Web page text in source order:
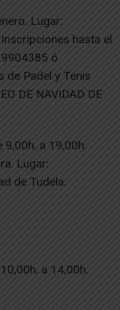
Lugar:
hasta el
ó
de Padel y Tenis
DE NAVIDAD DE
a 19,00h.
Lugar:
de Tudela.
a 14,00h.